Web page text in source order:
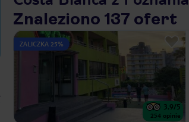
Znaleziono 137 ofert
ZALICZKA 25%
3.9/5
254 opinie